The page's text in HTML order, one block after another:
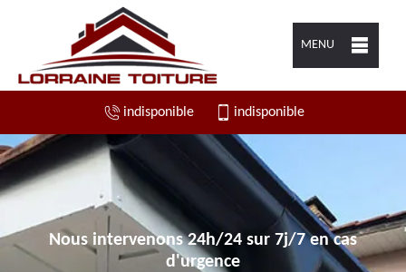
MENU
indisponible indisponible
Nous intervenons 24h/24 sur 7j/7 en cas
d'urgence